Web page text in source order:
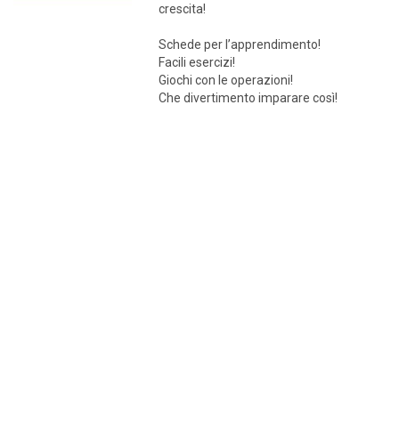
crescita!
Schede per l’apprendimento!
Facili esercizi!
Giochi con le operazioni!
Che divertimento imparare così!